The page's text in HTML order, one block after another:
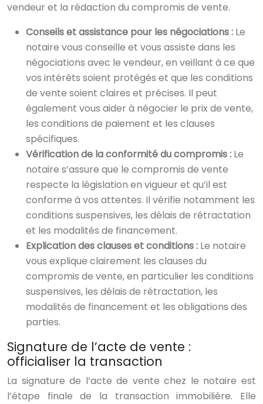
vendeur et la rédaction du compromis de vente.
Conseils et assistance pour les négociations : Le
notaire vous conseille et vous assiste dans les
négociations avec le vendeur, en veillant à ce que
vos intérêts soient protégés et que les conditions
de vente soient claires et précises. Il peut
également vous aider à négocier le prix de vente,
les conditions de paiement et les clauses
spécifiques.
Vérification de la conformité du compromis : Le
notaire s’assure que le compromis de vente
respecte la législation en vigueur et qu’il est
conforme à vos attentes. Il vérifie notamment les
conditions suspensives, les délais de rétractation
et les modalités de financement.
Explication des clauses et conditions : Le notaire
vous explique clairement les clauses du
compromis de vente, en particulier les conditions
suspensives, les délais de rétractation, les
modalités de financement et les obligations des
parties.
Signature de l’acte de vente :
officialiser la transaction
La signature de l’acte de vente chez le notaire est
l’étape finale de la transaction immobilière. Elle